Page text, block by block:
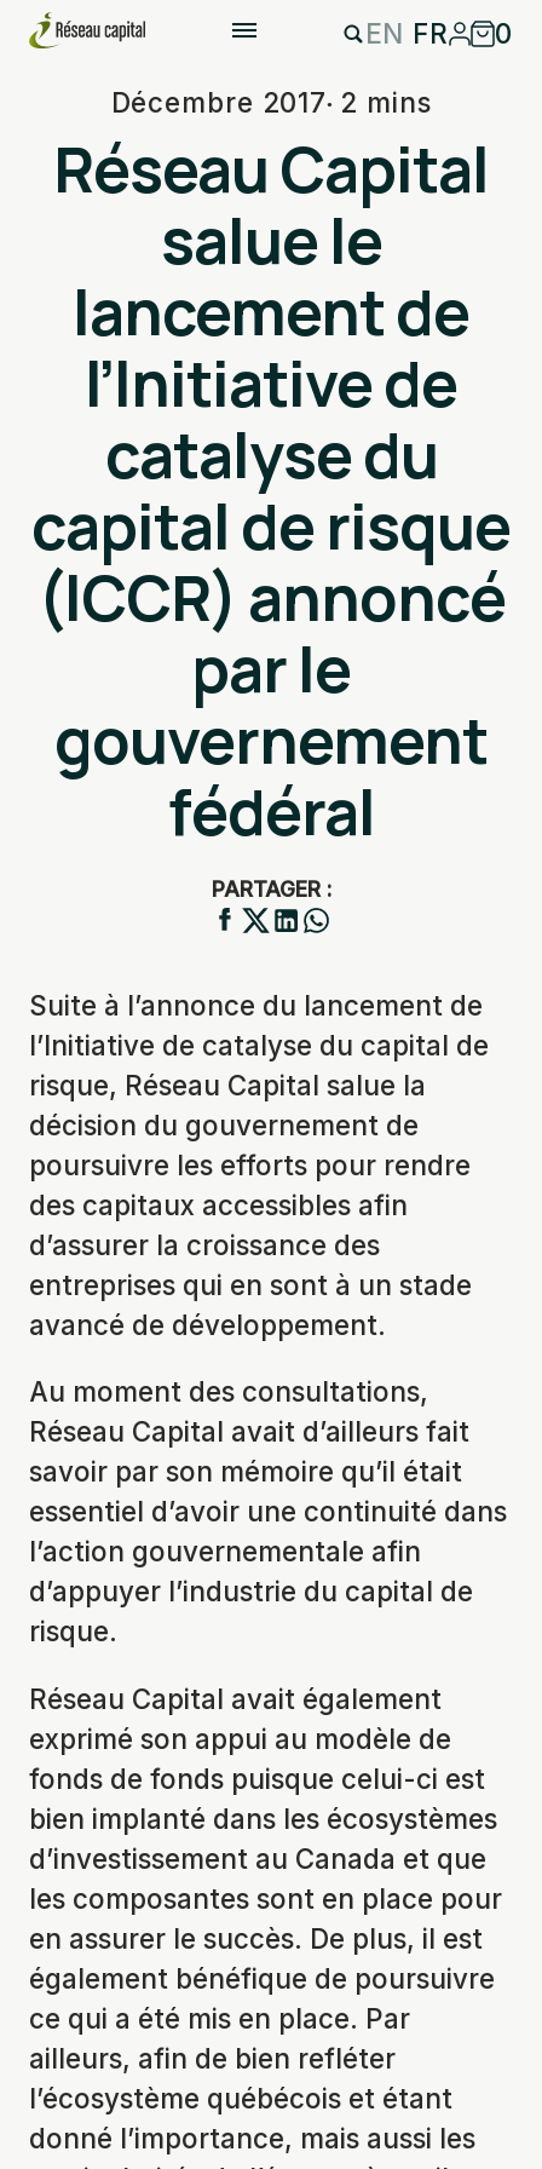
EN FR 0
Décembre 2017 2 mins
Réseau Capital
salue le
lancement de
l’Initiative de
catalyse du
capital de risque
(ICCR) annoncé
par le
gouvernement
fédéral
PARTAGER :
Suite à l’annonce du lancement de
l’Initiative de catalyse du capital de
risque, Réseau Capital salue la
décision du gouvernement de
poursuivre les efforts pour rendre
des capitaux accessibles afin
d’assurer la croissance des
entreprises qui en sont à un stade
avancé de développement.
Au moment des consultations,
Réseau Capital avait d’ailleurs fait
savoir par son mémoire qu’il était
essentiel d’avoir une continuité dans
l’action gouvernementale afin
d’appuyer l’industrie du capital de
risque.
Réseau Capital avait également
exprimé son appui au modèle de
fonds de fonds puisque celui-ci est
bien implanté dans les écosystèmes
d’investissement au Canada et que
les composantes sont en place pour
en assurer le succès. De plus, il est
également bénéfique de poursuivre
ce qui a été mis en place. Par
ailleurs, afin de bien refléter
l’écosystème québécois et étant
donné l’importance, mais aussi les